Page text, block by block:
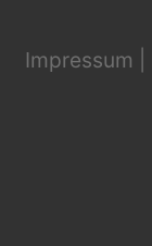
Impressum